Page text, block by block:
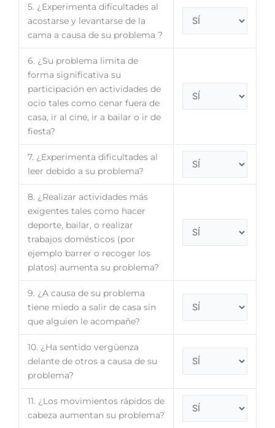
5. ¿Experimenta dificultades al
acostarse y levantarse de la
cama a causa de su problema ?
6. ¿Su problema limita de
forma significativa su
participación en actividades de
ocio tales como cenar fuera de
casa, ir al cine, ir a bailar o ir de
fiesta?
7. ¿Experimenta dificultades al
leer debido a su problema?
8. ¿Realizar actividades más
exigentes tales como hacer
deporte, bailar, o realizar
trabajos domésticos (por
ejemplo barrer o recoger los
platos) aumenta su problema?
9. ¿A causa de su problema
tiene miedo a salir de casa sin
que alguien le acompañe?
10. ¿Ha sentido vergüenza
delante de otros a causa de su
problema?
11. ¿Los movimientos rápidos de
cabeza aumentan su problema?